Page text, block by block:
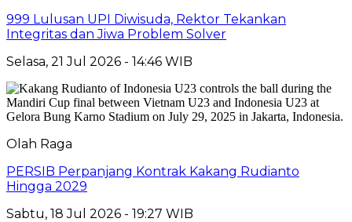
999 Lulusan UPI Diwisuda, Rektor Tekankan
Integritas dan Jiwa Problem Solver
Selasa, 21 Jul 2026 - 14:46 WIB
Olah Raga
PERSIB Perpanjang Kontrak Kakang Rudianto
Hingga 2029
Sabtu, 18 Jul 2026 - 19:27 WIB